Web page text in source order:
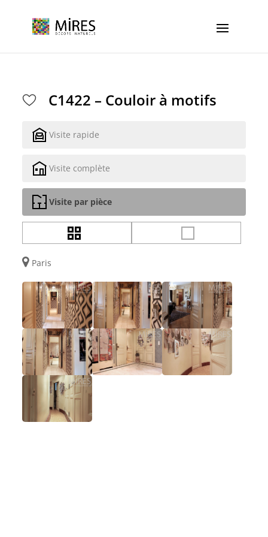
C1422 – Couloir à motifs
Visite rapide
Visite complète
Visite par pièce
Paris